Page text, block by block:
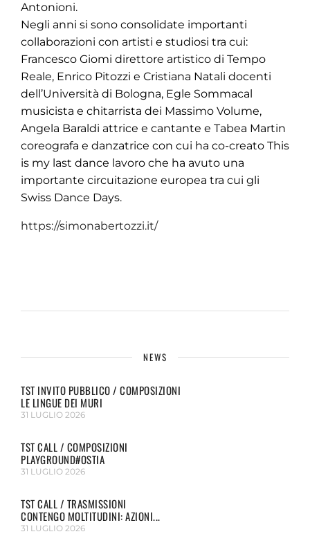
Antonioni.
Negli anni si sono consolidate importanti
collaborazioni con artisti e studiosi tra cui:
Francesco Giomi direttore artistico di Tempo
Reale, Enrico Pitozzi e Cristiana Natali docenti
dell’Università di Bologna, Egle Sommacal
musicista e chitarrista dei Massimo Volume,
Angela Baraldi attrice e cantante e Tabea Martin
coreografa e danzatrice con cui ha co-creato This
is my last dance lavoro che ha avuto una
importante circuitazione europea tra cui gli
Swiss Dance Days.
https://simonabertozzi.it/
NEWS
TST INVITO PUBBLICO / COMPOSIZIONI
LE LINGUE DEI MURI
31 LUGLIO 2026
TST CALL / COMPOSIZIONI
PLAYGROUND#OSTIA
31 LUGLIO 2026
TST CALL / TRASMISSIONI
CONTENGO MOLTITUDINI: AZIONI...
31 LUGLIO 2026